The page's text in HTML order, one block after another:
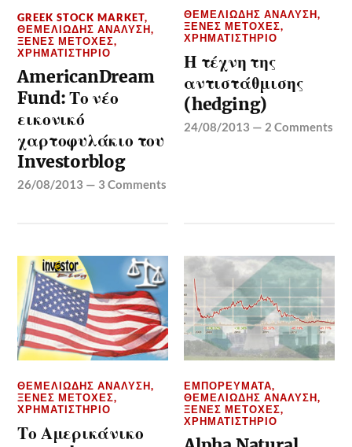
GREEK STOCK MARKET,
ΘΕΜΕΛΙΏΔΗΣ ΑΝΆΛΥΣΗ,
ΞΈΝΕΣ ΜΕΤΟΧΈΣ,
ΧΡΗΜΑΤΙΣΤΉΡΙΟ
AmericanDream
Fund: Το νέο
εικονικό
χαρτοφυλάκιο του
Investorblog
26/08/2013 — 3 Comments
ΘΕΜΕΛΙΏΔΗΣ ΑΝΆΛΥΣΗ,
ΞΈΝΕΣ ΜΕΤΟΧΈΣ,
ΧΡΗΜΑΤΙΣΤΉΡΙΟ
Η τέχνη της
αντιστάθμισης
(hedging)
24/08/2013 — 2 Comments
ΘΕΜΕΛΙΏΔΗΣ ΑΝΆΛΥΣΗ,
ΞΈΝΕΣ ΜΕΤΟΧΈΣ,
ΧΡΗΜΑΤΙΣΤΉΡΙΟ
Το Αμερικάνικο
ΕΜΠΟΡΕΎΜΑΤΑ,
ΘΕΜΕΛΙΏΔΗΣ ΑΝΆΛΥΣΗ,
ΞΈΝΕΣ ΜΕΤΟΧΈΣ,
ΧΡΗΜΑΤΙΣΤΉΡΙΟ